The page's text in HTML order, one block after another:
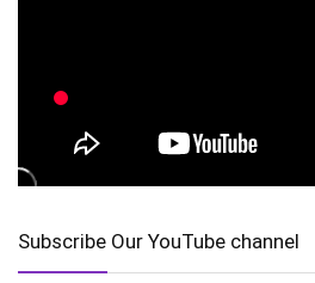
Subscribe Our YouTube channel